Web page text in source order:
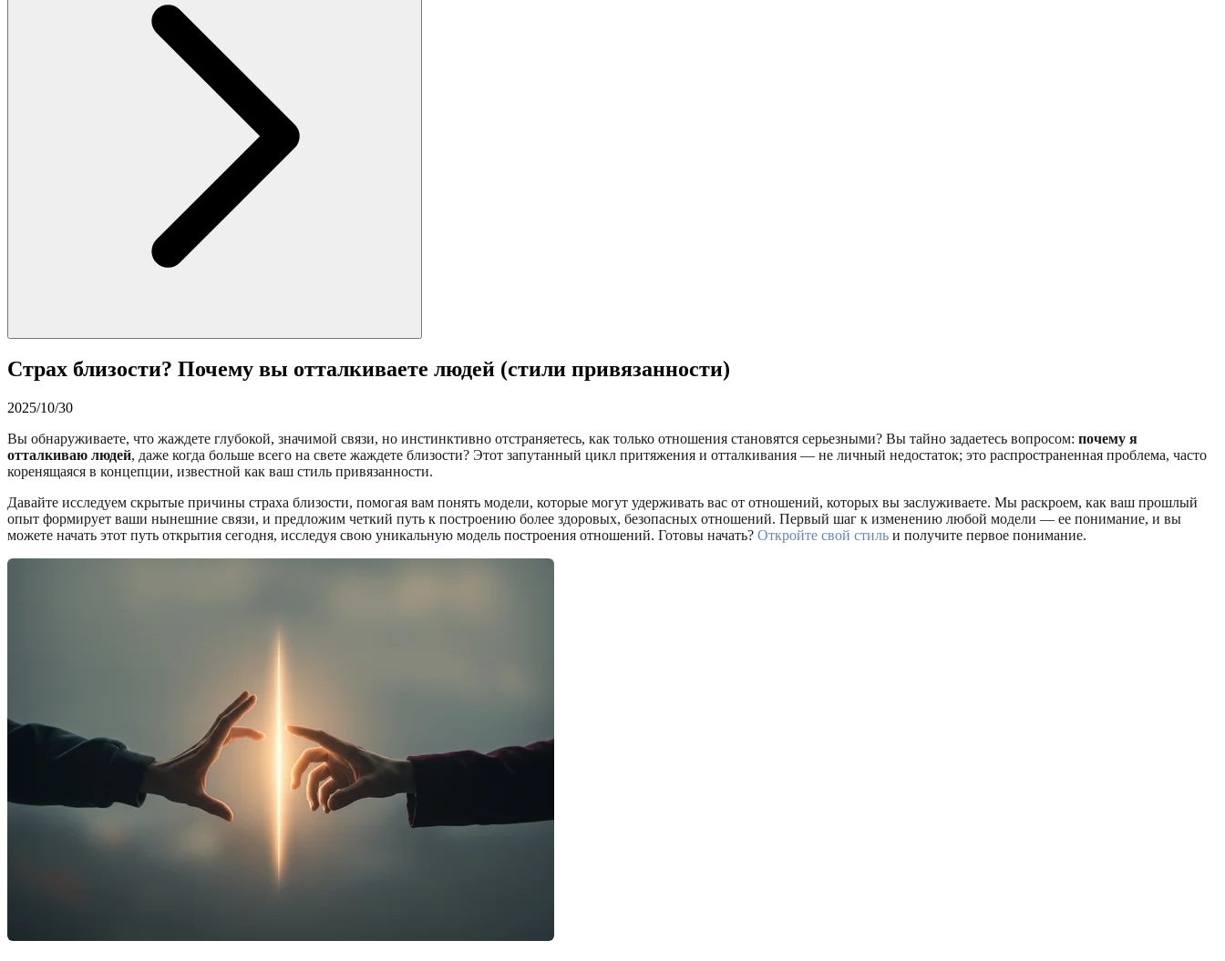
Страх близости? Почему вы отталкиваете людей (стили привязанности)
2025/10/30
Вы обнаруживаете, что жаждете глубокой, значимой связи, но инстинктивно отстраняетесь, как только отношения становятся серьезными? Вы тайно задаетесь вопросом: почему я
отталкиваю людей, даже когда больше всего на свете жаждете близости? Этот запутанный цикл притяжения и отталкивания — не личный недостаток; это распространенная проблема, часто
коренящаяся в концепции, известной как ваш стиль привязанности.
Давайте исследуем скрытые причины страха близости, помогая вам понять модели, которые могут удерживать вас от отношений, которых вы заслуживаете. Мы раскроем, как ваш прошлый
опыт формирует ваши нынешние связи, и предложим четкий путь к построению более здоровых, безопасных отношений. Первый шаг к изменению любой модели — ее понимание, и вы
можете начать этот путь открытия сегодня, исследуя свою уникальную модель построения отношений. Готовы начать? Откройте свой стиль и получите первое понимание.